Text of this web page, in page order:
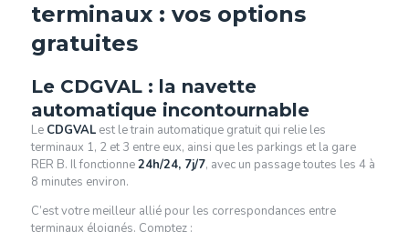
terminaux : vos options
gratuites
Le CDGVAL : la navette
automatique incontournable
Le CDGVALest le train automatique gratuit qui relie les
terminaux 1, 2 et 3 entre eux, ainsi que les parkings et la gare
RER B. Il fonctionne24h/24, 7j/7, avec un passage toutes les 4 à
8 minutes environ.
C’est votre meilleur allié pour les correspondances entre
terminaux éloignés. Comptez :